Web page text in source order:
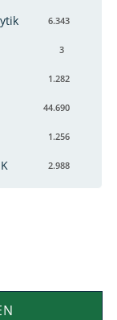
6.343
3
1.282
44.690
1.256
2.988